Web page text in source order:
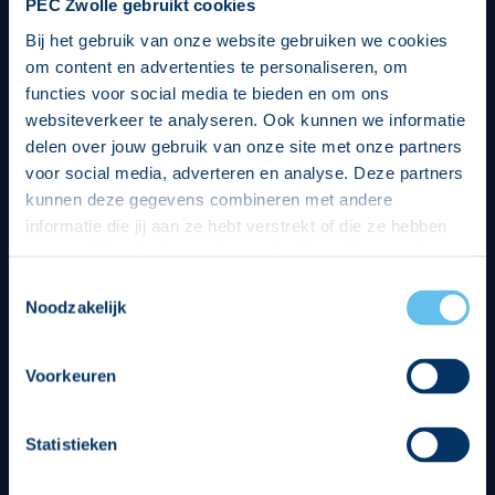
PEC Zwolle gebruikt cookies
Bij het gebruik van onze website gebruiken we cookies
om content en advertenties te personaliseren, om
functies voor social media te bieden en om ons
websiteverkeer te analyseren. Ook kunnen we informatie
delen over jouw gebruik van onze site met onze partners
voor social media, adverteren en analyse. Deze partners
kunnen deze gegevens combineren met andere
informatie die jij aan ze hebt verstrekt of die ze hebben
op een veilige en integere wijze. Je kunt je toestemming
beheren op de privacy- en cookieverklaring pagina.
Noodzakelijk
Voorkeuren
Statistieken